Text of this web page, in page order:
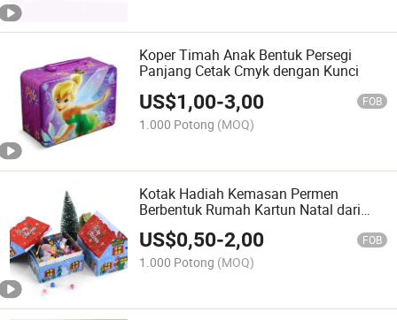
Koper Timah Anak Bentuk Persegi
Panjang Cetak Cmyk dengan Kunci
US$1,00-3,00 FOB
1.000 Potong (MOQ)
Kotak Hadiah Kemasan Permen
Berbentuk Rumah Kartun Natal dari
Tinplate
US$0,50-2,00 FOB
1.000 Potong (MOQ)